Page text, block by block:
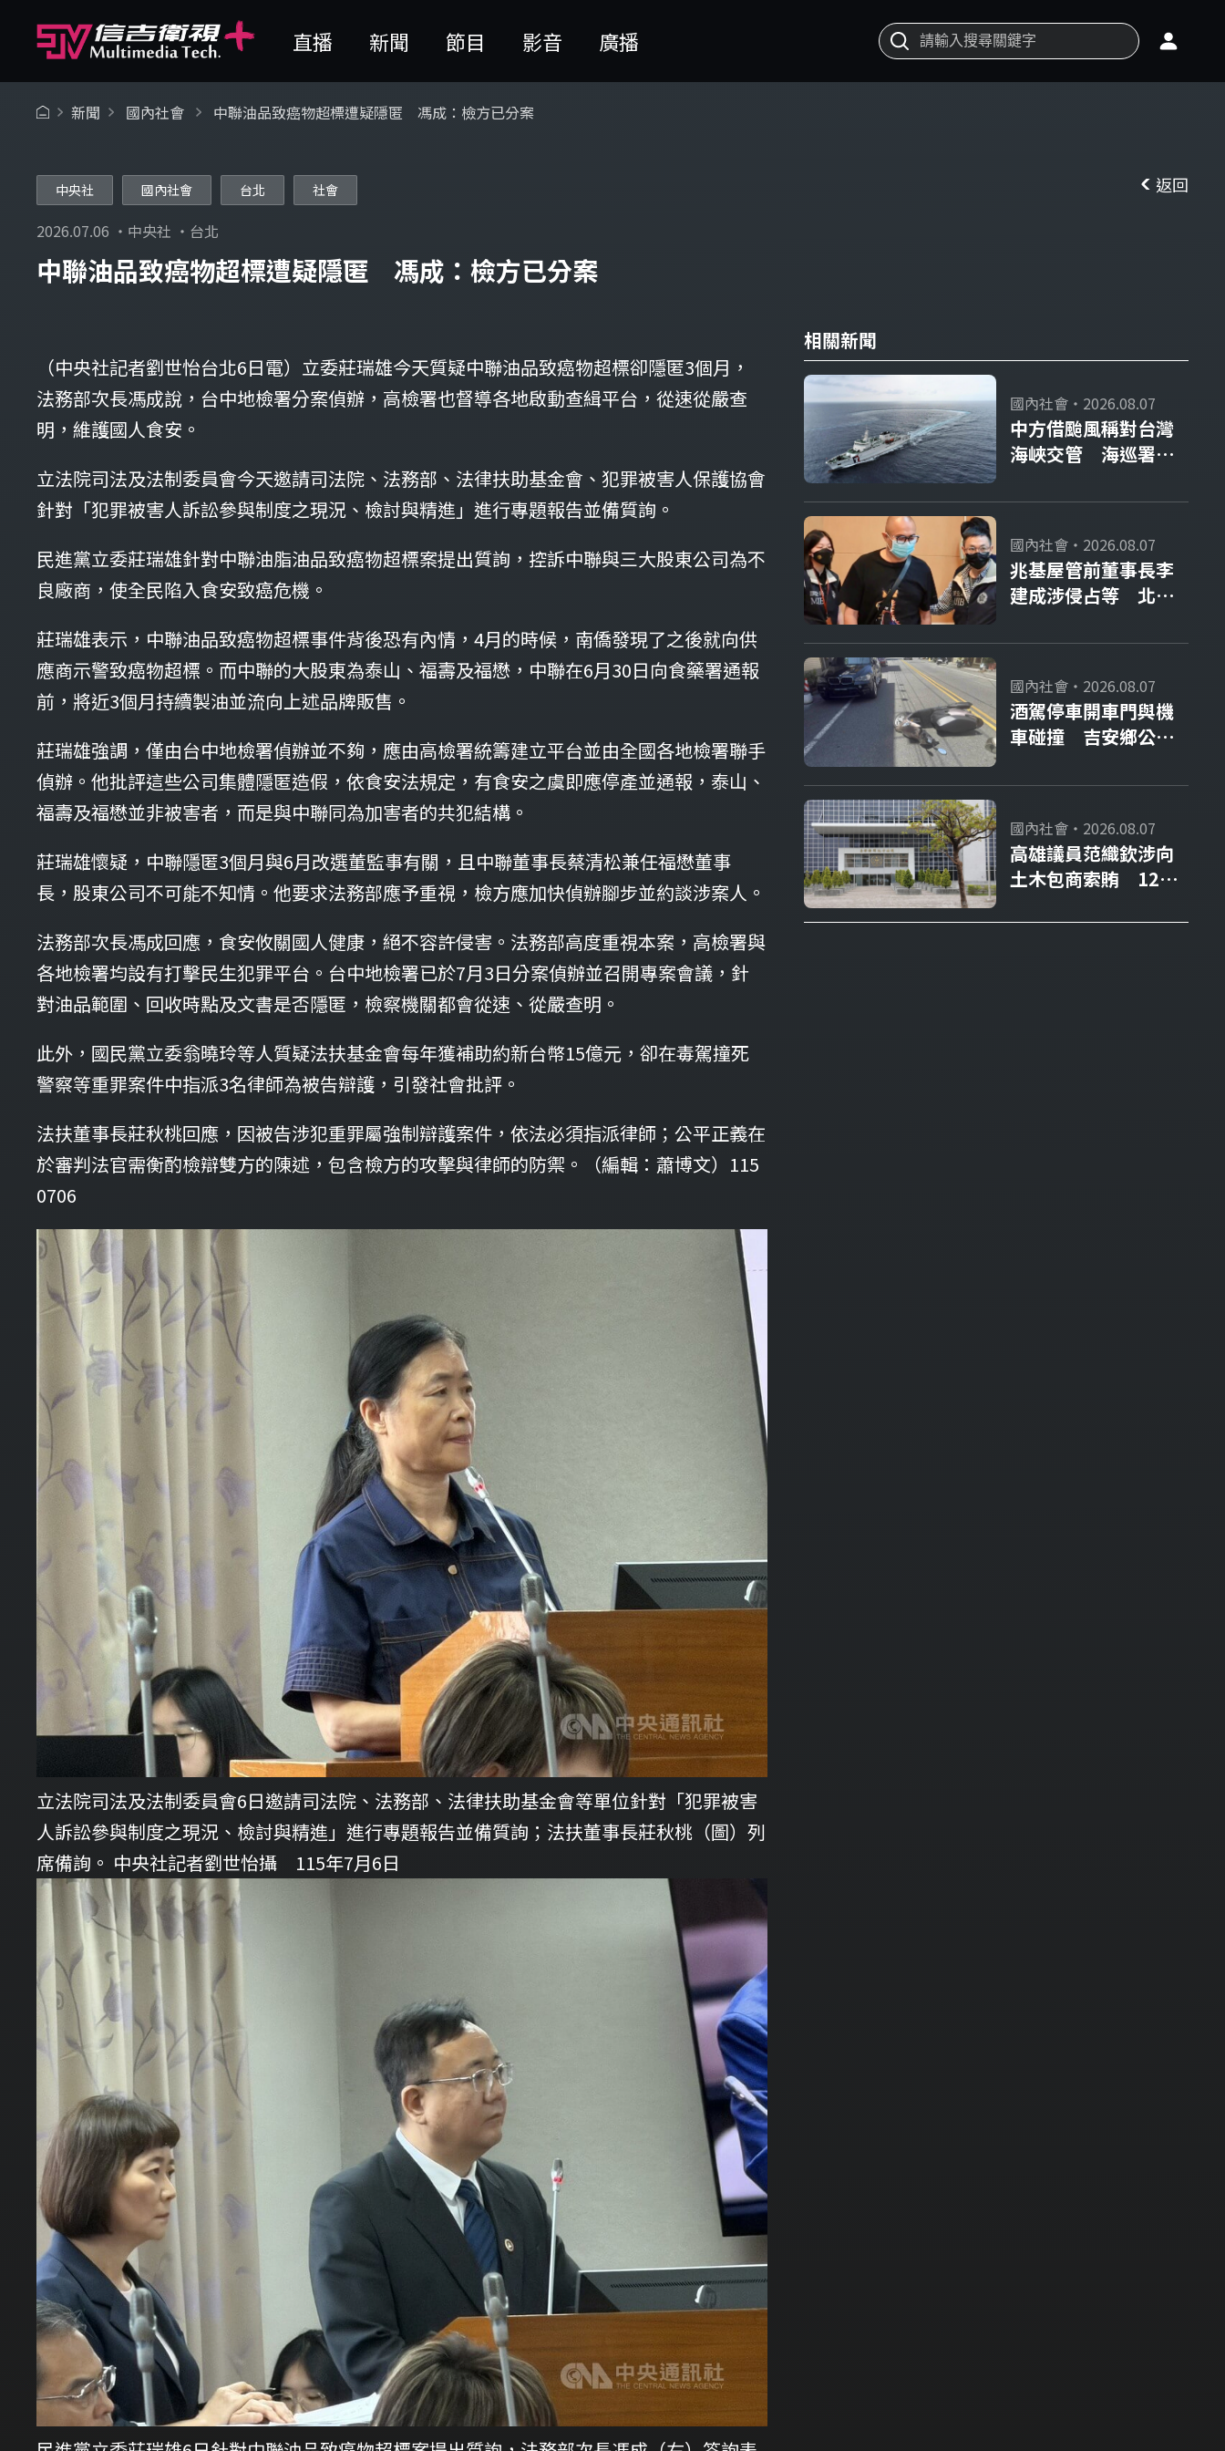
直播 新聞 節目 影音 廣播
新聞 國內社會 中聯油品致癌物超標遭疑隱匿 馮成：檢方已分案
返回
中央社 國內社會 台北 社會
2026.07.06 ・中央社 ・台北
中聯油品致癌物超標遭疑隱匿 馮成：檢方已分案
（中央社記者劉世怡台北6日電）立委莊瑞雄今天質疑中聯油品致癌物超標卻隱匿3個月，
法務部次長馮成說，台中地檢署分案偵辦，高檢署也督導各地啟動查緝平台，從速從嚴查
明，維護國人食安。
立法院司法及法制委員會今天邀請司法院、法務部、法律扶助基金會、犯罪被害人保護協會
針對「犯罪被害人訴訟參與制度之現況、檢討與精進」進行專題報告並備質詢。
民進黨立委莊瑞雄針對中聯油脂油品致癌物超標案提出質詢，控訴中聯與三大股東公司為不
良廠商，使全民陷入食安致癌危機。
莊瑞雄表示，中聯油品致癌物超標事件背後恐有內情，4月的時候，南僑發現了之後就向供
應商示警致癌物超標。而中聯的大股東為泰山、福壽及福懋，中聯在6月30日向食藥署通報
前，將近3個月持續製油並流向上述品牌販售。
莊瑞雄強調，僅由台中地檢署偵辦並不夠，應由高檢署統籌建立平台並由全國各地檢署聯手
偵辦。他批評這些公司集體隱匿造假，依食安法規定，有食安之虞即應停產並通報，泰山、
福壽及福懋並非被害者，而是與中聯同為加害者的共犯結構。
莊瑞雄懷疑，中聯隱匿3個月與6月改選董監事有關，且中聯董事長蔡清松兼任福懋董事
長，股東公司不可能不知情。他要求法務部應予重視，檢方應加快偵辦腳步並約談涉案人。
法務部次長馮成回應，食安攸關國人健康，絕不容許侵害。法務部高度重視本案，高檢署與
各地檢署均設有打擊民生犯罪平台。台中地檢署已於7月3日分案偵辦並召開專案會議，針
對油品範圍、回收時點及文書是否隱匿，檢察機關都會從速、從嚴查明。
此外，國民黨立委翁曉玲等人質疑法扶基金會每年獲補助約新台幣15億元，卻在毒駕撞死
警察等重罪案件中指派3名律師為被告辯護，引發社會批評。
法扶董事長莊秋桃回應，因被告涉犯重罪屬強制辯護案件，依法必須指派律師；公平正義在
於審判法官需衡酌檢辯雙方的陳述，包含檢方的攻擊與律師的防禦。（編輯：蕭博文）115
0706
立法院司法及法制委員會6日邀請司法院、法務部、法律扶助基金會等單位針對「犯罪被害
人訴訟參與制度之現況、檢討與精進」進行專題報告並備質詢；法扶董事長莊秋桃（圖）列
席備詢。 中央社記者劉世怡攝 115年7月6日
相關新聞
國內社會・2026.08.07
中方借颱風稱對台灣
海峽交管 海巡署：
國內社會・2026.08.07
兆基屋管前董事長李
建成涉侵占等 北檢
國內社會・2026.08.07
酒駕停車開車門與機
車碰撞 吉安鄉公所
國內社會・2026.08.07
高雄議員范織欽涉向
土木包商索賄 120萬